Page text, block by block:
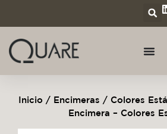
Inicio / Encimeras / Colores
Encimera – Colores